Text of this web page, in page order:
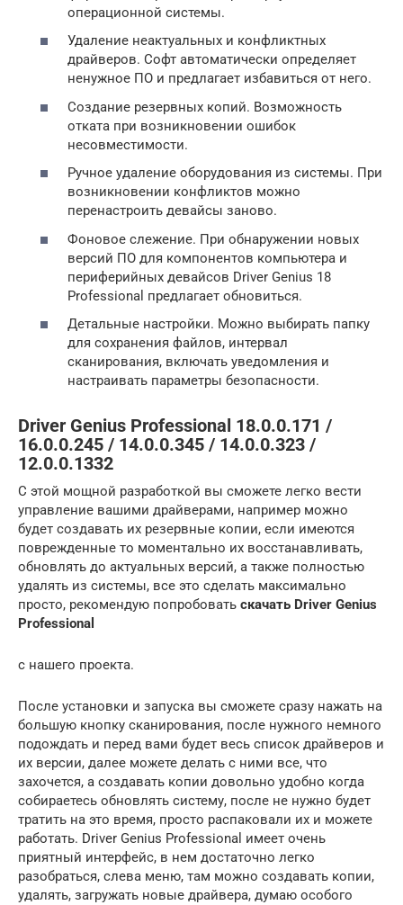
операционной системы.
Удаление неактуальных и конфликтных
драйверов. Софт автоматически определяет
ненужное ПО и предлагает избавиться от него.
Создание резервных копий. Возможность
отката при возникновении ошибок
несовместимости.
Ручное удаление оборудования из системы. При
возникновении конфликтов можно
перенастроить девайсы заново.
Фоновое слежение. При обнаружении новых
версий ПО для компонентов компьютера и
периферийных девайсов Driver Genius 18
Professional предлагает обновиться.
Детальные настройки. Можно выбирать папку
для сохранения файлов, интервал
сканирования, включать уведомления и
настраивать параметры безопасности.
Driver Genius Professional 18.0.0.171 /
16.0.0.245 / 14.0.0.345 / 14.0.0.323 /
12.0.0.1332
С этой мощной разработкой вы сможете легко вести
управление вашими драйверами, например можно
будет создавать их резервные копии, если имеются
поврежденные то моментально их восстанавливать,
обновлять до актуальных версий, а также полностью
удалять из системы, все это сделать максимально
просто, рекомендую попробовать скачать Driver Genius
Professional
с нашего проекта.
После установки и запуска вы сможете сразу нажать на
большую кнопку сканирования, после нужного немного
подождать и перед вами будет весь список драйверов и
их версии, далее можете делать с ними все, что
захочется, а создавать копии довольно удобно когда
собираетесь обновлять систему, после не нужно будет
тратить на это время, просто распаковали их и можете
работать. Driver Genius Professional имеет очень
приятный интерфейс, в нем достаточно легко
разобраться, слева меню, там можно создавать копии,
удалять, загружать новые драйвера, думаю особого